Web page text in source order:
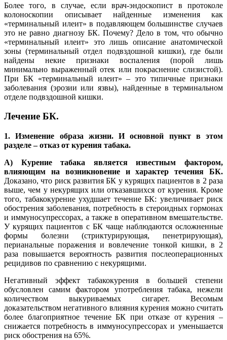
Более того, в случае, если врач-эндоскопист в протоколе
колоноскопии описывает найденные изменения как
«терминальный илеит» в подавляющем большинстве случаев
это не равно диагнозу БК. Почему? Дело в том, что обычно
«терминальный илеит» это лишь описание анатомической
зоны (терминальный отдел подвздошной кишки), где были
найдены некие признаки воспаления (порой лишь
минимально выраженный отек или покраснение слизистой).
При БК «терминальный илеит» – это типичные признаки
заболевания (эрозии или язвы), найденные в терминальном
отделе подвздошной кишки.
Лечение БК.
1. Изменение образа жизни. И основной пункт в этом
разделе – отказ от курения табака.
А) Курение табака является известным фактором,
влияющим на возникновение и характер течения БК.
Доказано, что риск развития БК у курящих пациентов в 2 раза
выше, чем у некурящих или отказавшихся от курения. Кроме
того, табакокурение ухудшает течение БК: увеличивает риск
обострения заболевания, потребность в стероидных гормонах
и иммуносупрессорах, а также в оперативном вмешательстве.
У курящих пациентов с БК чаще наблюдаются осложненные
формы болезни (стриктурирующая, пенетрирующая),
перианальные поражения и вовлечение тонкой кишки, в 2
раза повышается вероятность развития послеоперационных
рецидивов по сравнению с некурящими.
Негативный эффект табакокурения в большей степени
обусловлен самим фактором употребления табака, нежели
количеством выкуриваемых сигарет. Весомым
доказательством негативного влияния курения можно считать
более благоприятное течение БК при отказе от курения –
снижается потребность в иммуносупрессорах и уменьшается
риск обострения на 65%.